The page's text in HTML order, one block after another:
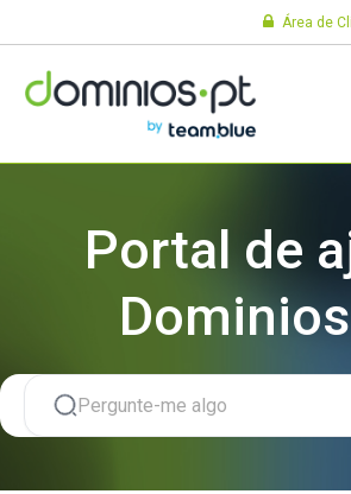
Área de
Portal de